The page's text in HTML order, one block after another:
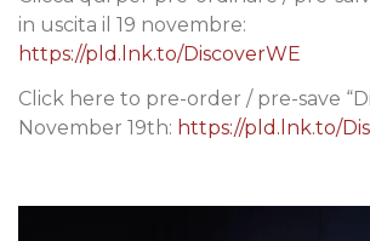
in uscita il 19 novembre:
https://pld.lnk.to/DiscoverWE
Click here to pre-order / pre-save
November 19th: https://pld.lnk.to/